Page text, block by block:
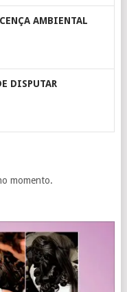
AMBIENTAL
DISPUTAR
momento.